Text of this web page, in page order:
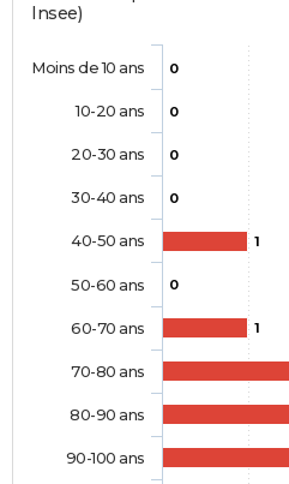
Insee)
0
0
0
0
1
0
1
Moins de 10 ans
10-20 ans
20-30 ans
30-40 ans
40-50 ans
50-60 ans
60-70 ans
70-80 ans
80-90 ans
90-100 ans